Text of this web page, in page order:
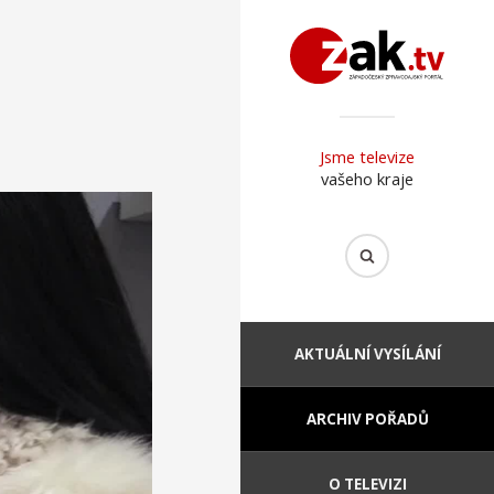
Jsme televize
vašeho kraje
AKTUÁLNÍ VYSÍLÁNÍ
ARCHIV POŘADŮ
O TELEVIZI